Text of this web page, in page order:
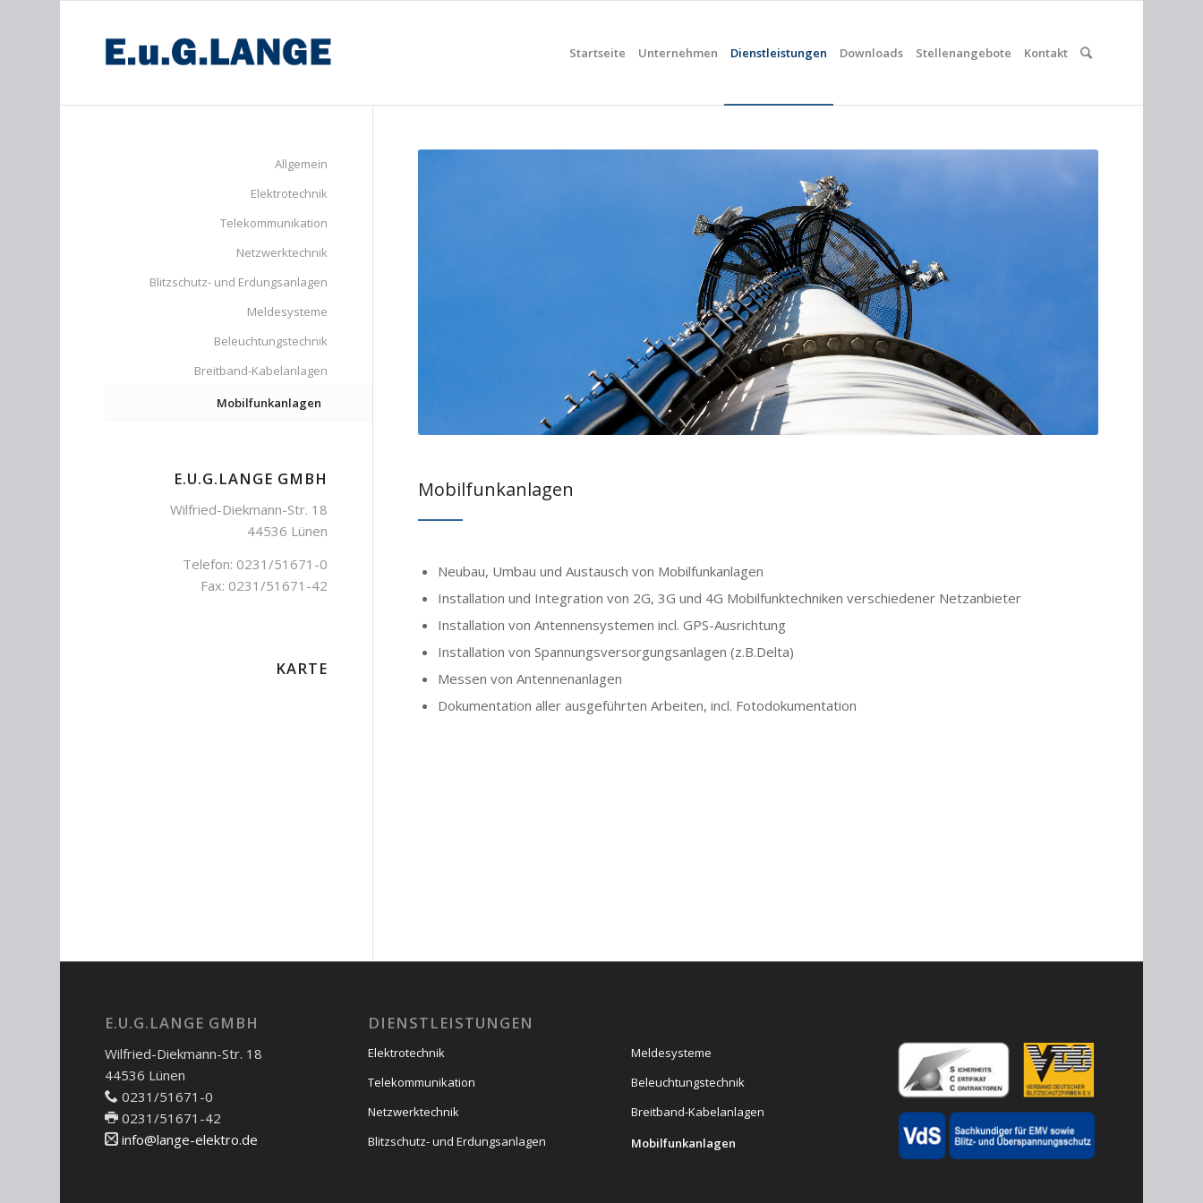
Startseite Unternehmen Dienstleistungen Downloads Stellenangebote Kontakt
Mobilfunkanlagen
Neubau, Umbau und Austausch von Mobilfunkanlagen
Installation und Integration von 2G, 3G und 4G Mobilfunktechniken verschiedener Netzanbieter
Installation von Antennensystemen incl. GPS-Ausrichtung
Installation von Spannungsversorgungsanlagen (z.B.Delta)
Messen von Antennenanlagen
Dokumentation aller ausgeführten Arbeiten, incl. Fotodokumentation
Allgemein
Elektrotechnik
Telekommunikation
Netzwerktechnik
Blitzschutz- und Erdungsanlagen
Meldesysteme
Beleuchtungstechnik
Breitband-Kabelanlagen
Mobilfunkanlagen
E.U.G.LANGE GMBH
Wilfried-Diekmann-Str. 18
44536 Lünen
Telefon: 0231/51671-0
Fax: 0231/51671-42
KARTE
E.U.G.LANGE GMBH
Wilfried-Diekmann-Str. 18
44536 Lünen
0231/51671-0
0231/51671-42
info@lange-elektro.de
DIENSTLEISTUNGEN
Elektrotechnik
Telekommunikation
Netzwerktechnik
Blitzschutz- und Erdungsanlagen
Meldesysteme
Beleuchtungstechnik
Breitband-Kabelanlagen
Mobilfunkanlagen